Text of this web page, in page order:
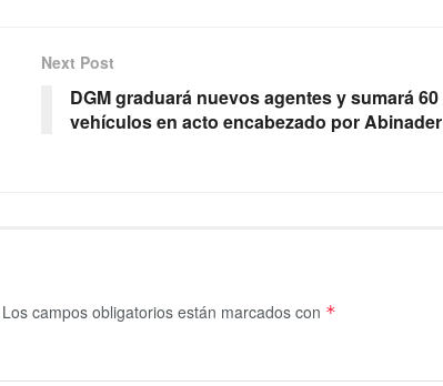
Next Post
DGM graduará nuevos agentes y sumará 60
vehículos en acto encabezado por Abinader
Los campos obligatorios están marcados con *